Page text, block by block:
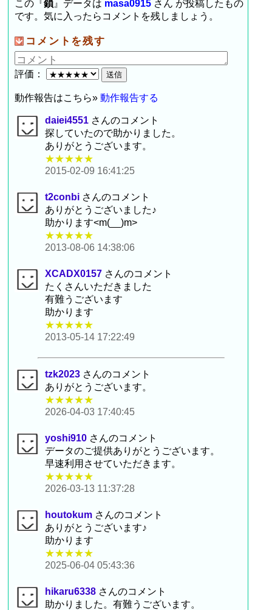
この『鎖 』データは masa0915 さん が投稿したもの
です。気に入ったらコメントを残しましょう。
コメントを残す
評価：
動作報告はこちら»動作報告する
daiei4551 さんのコメント
探していたので助かりました。
ありがとうございます。
★★★★★
2015-02-09 16:41:25
t2conbi さんのコメント
ありがとうございました♪
助かります<m(__)m>
★★★★★
2013-08-06 14:38:06
XCADX0157 さんのコメント
たくさんいただきました
有難うございます
助かります
★★★★★
2013-05-14 17:22:49
tzk2023 さんのコメント
ありがとうございます。
★★★★★
2026-04-03 17:40:45
yoshi910 さんのコメント
データのご提供ありがとうございます。
早速利用させていただきます。
★★★★★
2026-03-13 11:37:28
houtokum さんのコメント
ありがとうございます♪
助かります
★★★★★
2025-06-04 05:43:36
hikaru6338 さんのコメント
助かりました。有難うございます。